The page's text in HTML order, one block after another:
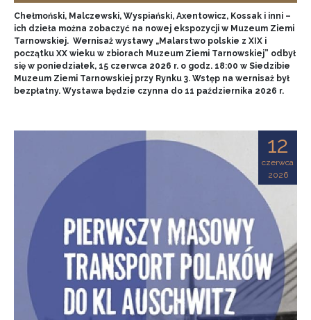
Chełmoński, Malczewski, Wyspiański, Axentowicz, Kossak i inni –
ich dzieła można zobaczyć na nowej ekspozycji w Muzeum Ziemi
Tarnowskiej. Wernisaż wystawy „Malarstwo polskie z XIX i
początku XX wieku w zbiorach Muzeum Ziemi Tarnowskiej” odbył
się w poniedziałek, 15 czerwca 2026 r. o godz. 18:00 w Siedzibie
Muzeum Ziemi Tarnowskiej przy Rynku 3. Wstęp na wernisaż był
bezpłatny. Wystawa będzie czynna do 11 października 2026 r.
12
czerwca
2026